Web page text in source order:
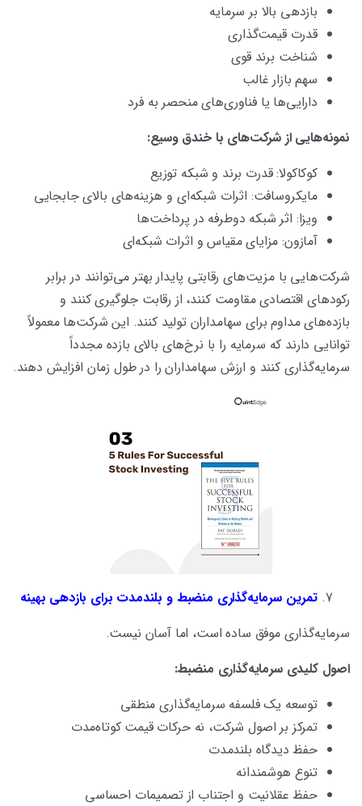
بازدهی بالا بر سرمایه
قدرت قیمت‌گذاری
شناخت برند قوی
سهم بازار غالب
دارایی‌ها یا فناوری‌های منحصر به فرد
نمونه‌هایی از شرکت‌های با خندق وسیع:
کوکاکولا: قدرت برند و شبکه توزیع
مایکروسافت: اثرات شبکه‌ای و هزینه‌های بالای جابجایی
ویزا: اثر شبکه دوطرفه در پرداخت‌ها
آمازون: مزایای مقیاس و اثرات شبکه‌ای
شرکت‌هایی با مزیت‌های رقابتی پایدار بهتر می‌توانند در برابر
رکودهای اقتصادی مقاومت کنند، از رقابت جلوگیری کنند و
بازده‌های مداوم برای سهامداران تولید کنند. این شرکت‌ها معمولاً
توانایی دارند که سرمایه را با نرخ‌های بالای بازده مجدداً
سرمایه‌گذاری کنند و ارزش سهامداران را در طول زمان افزایش دهند.
تمرین سرمایه‌گذاری منضبط و بلندمدت برای بازدهی بهینه
سرمایه‌گذاری موفق ساده است، اما آسان نیست.
اصول کلیدی سرمایه‌گذاری منضبط:
توسعه یک فلسفه سرمایه‌گذاری منطقی
تمرکز بر اصول شرکت، نه حرکات قیمت کوتاه‌مدت
حفظ دیدگاه بلندمدت
تنوع هوشمندانه
حفظ عقلانیت و اجتناب از تصمیمات احساسی